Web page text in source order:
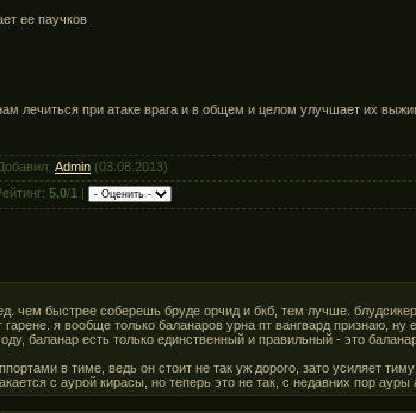
ее паучков
лечиться при атаке врага и в общем и целом улучшает их
Admin (03.08.2013)
5.0/1 |
чем быстрее соберешь бруде орчид и бкб, тем лучше.
я вообще только баланаров урна пт вангвард признаю,
баланар есть только единственный и правильный - это
в тиме, ведь он стоит не так уж дорого, зато усиляет
с аурой кирасы, но теперь это не так, с недавних пор ауры